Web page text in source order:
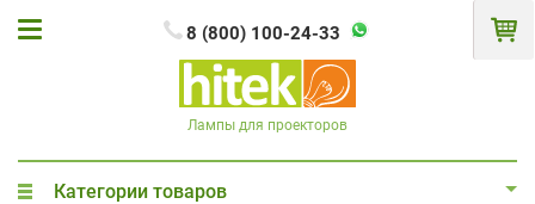
8 (800) 100-24-33
Лампы для проекторов
Категории товаров